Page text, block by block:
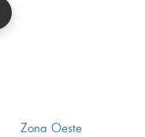
Zona Oeste